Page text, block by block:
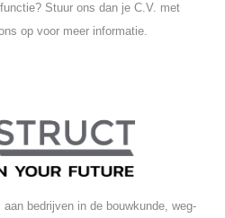
Stuur ons dan je C.V. met
op voor meer informatie.
bedrijven in de bouwkunde, weg-